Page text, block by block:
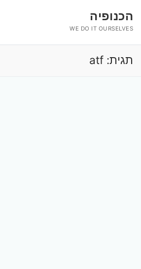
לתוכןהכנופיה
WE DO IT OURSELVES
תגית: atf